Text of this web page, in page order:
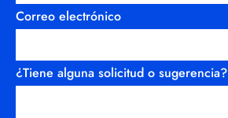
Correo electrónico
¿Tiene alguna solicitud o sugerencia?